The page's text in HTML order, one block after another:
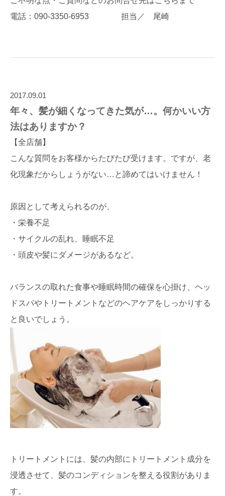
電話：090-3350-6953 担当／ 尾崎
2017.09.01
年々、髪が細くなってきた気が…。何かいい方
法はありますか？
【全店舗】
こんな質問をお客様からたびたび受けます。ですが、老
化現象だからしょうがない…と諦めてはいけません！
原因として考えられるのが、
・栄養不足
・サイクルの乱れ、睡眠不足
・頭皮や髪にダメージがあるなど。
バランスの取れた食事や睡眠時間の確保を心掛け、ヘッ
ドスパやトリートメントなどのヘアケアをしっかりする
と良いでしょう。
トリートメントには、髪の内部にトリートメント成分を
浸透させて、髪のコンディションを整える役割がありま
す。